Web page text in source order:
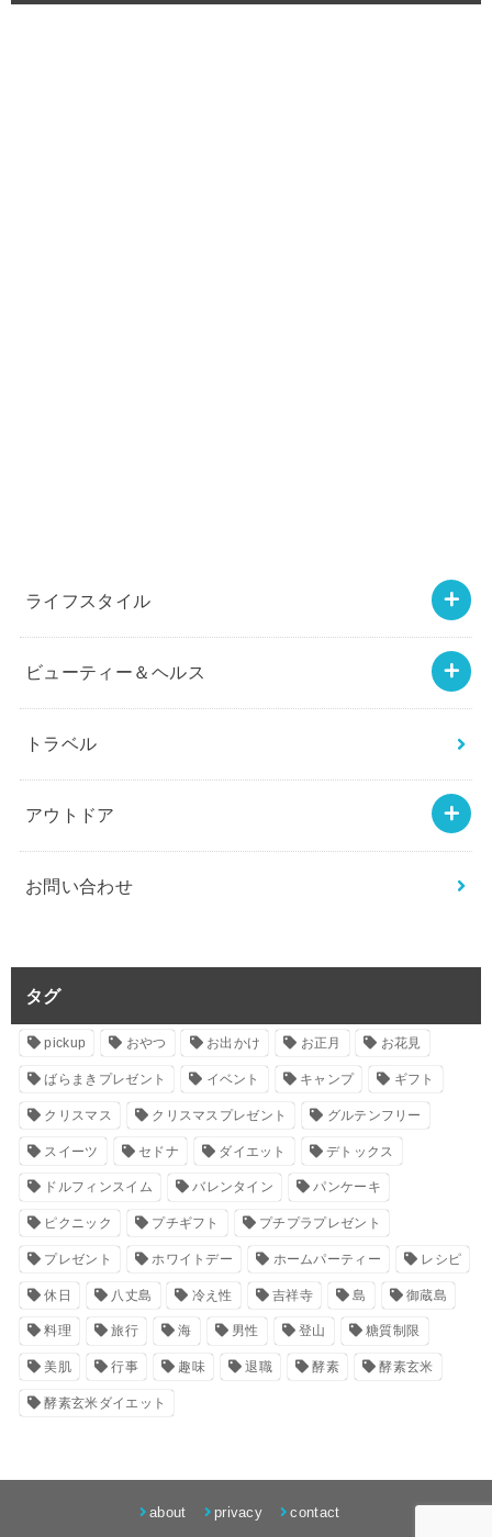
ライフスタイル
ビューティー＆ヘルス
トラベル
アウトドア
お問い合わせ
タグ
pickup おやつ お出かけ お正月 お花見
ばらまきプレゼント イベント キャンプ ギフト
クリスマス クリスマスプレゼント グルテンフリー
スイーツ セドナ ダイエット デトックス
ドルフィンスイム バレンタイン パンケーキ
ピクニック プチギフト プチプラプレゼント
プレゼント ホワイトデー ホームパーティー レシピ
休日 八丈島 冷え性 吉祥寺 島 御蔵島
料理 旅行 海 男性 登山 糖質制限
美肌 行事 趣味 退職 酵素 酵素玄米
酵素玄米ダイエット
about privacy contact